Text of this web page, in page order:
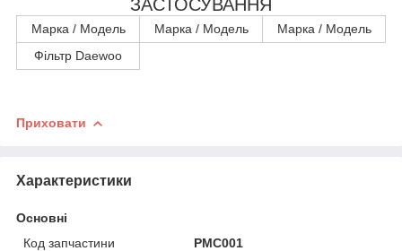
ЗАСТОСУВАННЯ
Марка / Модель Марка / Модель
Марка / Модель
Фільтр Daewoo
Приховати
Характеристики
Основні
Код запчастини
PMC001